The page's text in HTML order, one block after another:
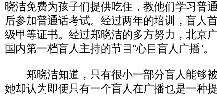
晓洁免费为孩子们提供吃住，教他们学习普
后参加普通话考试。经过两年的培训，盲人
级甲等证书。经过郑晓洁的多方努力，北京
国内第一档盲人主持的节目“心目盲人广播”。
郑晓洁知道，只有很小一部分盲人能够
她却认为即便只有一个盲人在广播也是一种